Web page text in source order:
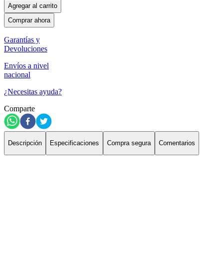
Agregar al carrito
Comprar ahora
Garantías y
Devoluciones
Envíos a nivel
nacional
¿Necesitas ayuda?
Comparte
Descripción Especificaciones Compra segura Comentarios